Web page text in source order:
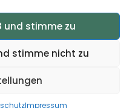
und stimme zu
stimme nicht zu
ImpressumZur App ›